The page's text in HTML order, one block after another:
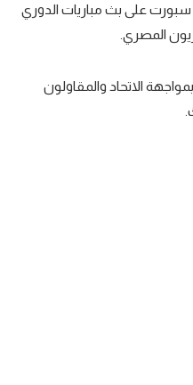
على بث مباريات الدوري
المصري.
الاتحاد والمقاولون